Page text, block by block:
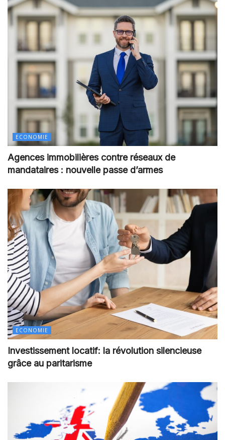
ECONOMIE
Agences immobilières contre réseaux de
mandataires : nouvelle passe d’armes
ECONOMIE
Investissement locatif: la révolution silencieuse
grâce au paritarisme